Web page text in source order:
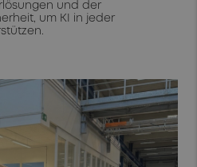
und der
um KI in jeder